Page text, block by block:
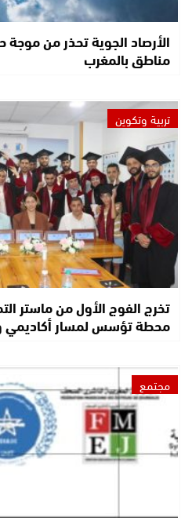
الأرصاد الجوية تحذر من
مناطق بالمغرب
تربية وتكوين
تخرج الفوج الأول من ماستر
محطة تؤسس لمسار
مجتمع